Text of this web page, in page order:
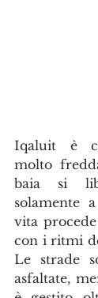
Iqaluit è
molto
baia si
solamente
vita
con i ritmi
Le strade
asfaltate,